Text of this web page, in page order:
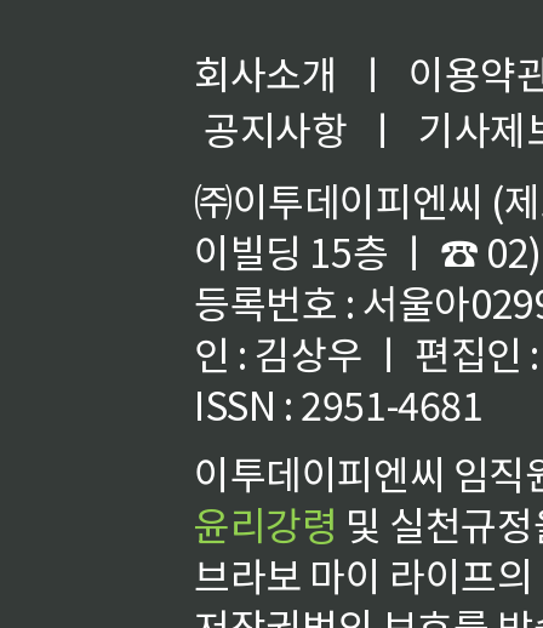
회사소개 ㅣ
이용약
공지사항
ㅣ
기사제
㈜이투데이피엔씨 (
이빌딩 15층 ㅣ ☎
등록번호 : 서울아
인 : 김상우 ㅣ 편집인
ISSN : 2951-4681
이투데이피엔씨 임
윤리강령 및 실천규
브라보 마이 라이프